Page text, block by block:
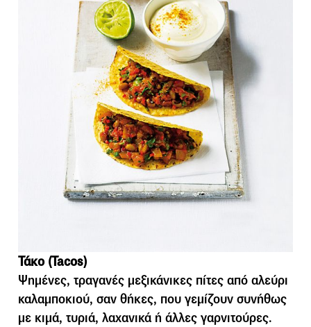
Τάκο (Tacos)
Ψηµένες, τραγανές µεξικάνικες πίτες από αλεύρι
καλαµποκιού, σαν θήκες, που γεµίζουν συνήθως
µε κιµά, τυριά, λαχανικά ή άλλες γαρνιτούρες.